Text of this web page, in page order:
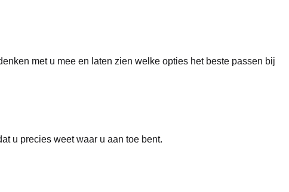
met u mee en laten zien welke opties het beste passen bij
u precies weet waar u aan toe bent.